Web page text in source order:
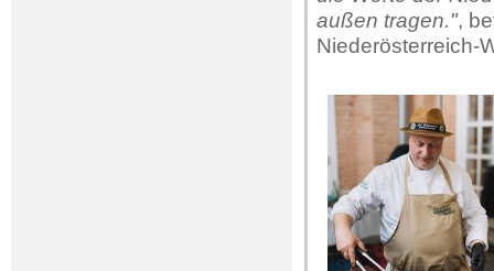
außen tragen.",
Niederösterreich-